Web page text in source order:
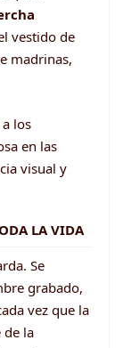
vestido de
madrinas,
los
en las
visual y
LA VIDA
Se
grabado,
vez que la
de la